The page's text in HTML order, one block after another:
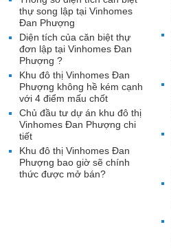
thự song lập tại Vinhomes
Đan Phượng
Diện tích của căn biệt thự
đơn lập tại Vinhomes Đan
Phượng ?
Khu đô thị Vinhomes Đan
Phượng không hề kém cạnh
với 4 điểm mấu chốt
Chủ đầu tư dự án khu đô thị
Vinhomes Đan Phượng chi
tiết
Khu đô thị Vinhomes Đan
Phượng bao giờ sẽ chính
thức được mở bán?